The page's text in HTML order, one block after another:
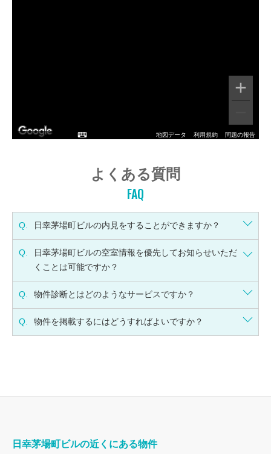
地図データ 利用規約 問題の報告
よくある質問
FAQ
Q. 日幸茅場町ビルの内見をすることができますか？
Q.
日幸茅場町ビルの空室情報を優先してお知らせいただ
くことは可能ですか？
Q. 物件診断とはどのようなサービスですか？
Q. 物件を掲載するにはどうすればよいですか？
日幸茅場町ビルの近くにある物件